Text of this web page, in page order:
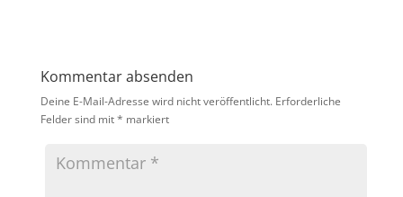
Kommentar absenden
Deine E-Mail-Adresse wird nicht veröffentlicht. Erforderliche
Felder sind mit* markiert